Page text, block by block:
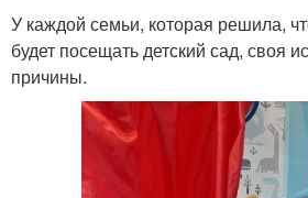
У каждой семьи, которая решила,
будет посещать детский сад, своя
причины.